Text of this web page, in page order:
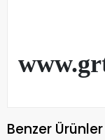
Benzer Ürünler